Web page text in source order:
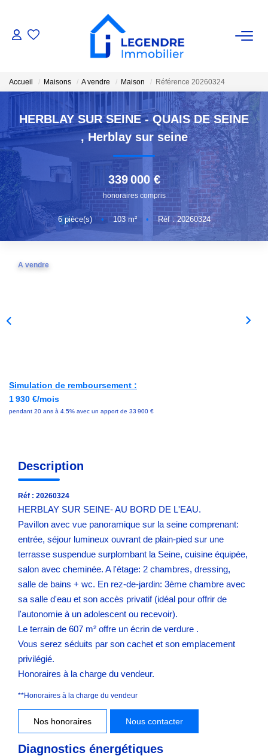
VENTE
Nos Biens Vendus
NOS AGENCES
Qui Sommes-Nous ?
Notre Équipe
CONTACT
Accueil Maisons A vendre Maison Référence 20260324
HERBLAY SUR SEINE - QUAIS DE SEINE
, Herblay sur seine
339 000 €
honoraires compris
6pièce(s) • 103m² • Réf : 20260324
A vendre
Simulation de remboursement :
1 930 €/mois
pendant 20 ans à 4.5% avec un apport de 33 900 €
Description
Réf : 20260324
HERBLAY SUR SEINE- AU BORD DE L'EAU.
Pavillon avec vue panoramique sur la seine comprenant:
entrée, séjour lumineux ouvrant de plain-pied sur une
terrasse suspendue surplombant la Seine, cuisine équipée,
salon avec cheminée. A l'étage: 2 chambres, dressing,
salle de bains + wc. En rez-de-jardin: 3ème chambre avec
sa salle d'eau et son accès privatif (idéal pour offrir de
l'autonomie à un adolescent ou recevoir).
Le terrain de 607 m² offre un écrin de verdure .
Vous serez séduits par son cachet et son emplacement
privilégié.
Honoraires à la charge du vendeur.
**Honoraires à la charge du vendeur
Nos honoraires Nous contacter
Diagnostics énergétiques